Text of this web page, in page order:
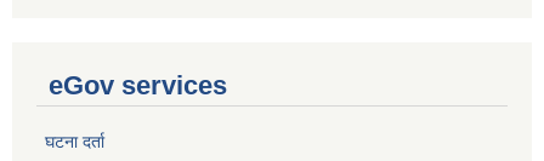
eGov services
घटना दर्ता